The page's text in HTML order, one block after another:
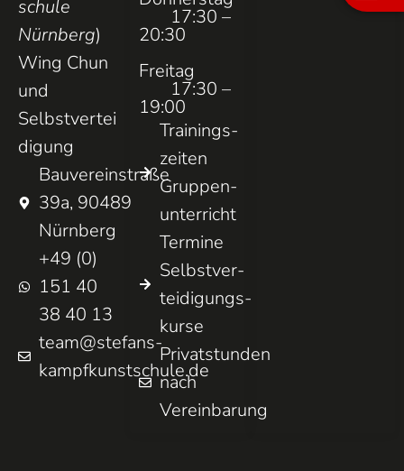
schule
Nürnberg)
Wing Chun
und
Selbstvertei
digung
Bauvereinstraße
39a, 90489
Nürnberg
+49 (0)
151 40
38 40 13
team@stefans-
kampfkunstschule.de
17:30 –
20:30
Freitag
17:30 –
19:00
Trainings­
zeiten
Gruppen­
unterricht
Termine
Selbst­ver­
teidigungs­
kurse
Privatstunden
nach
Vereinbarung